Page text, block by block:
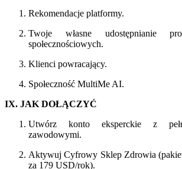
Rekomendacje platformy.
Twoje własne udostępnianie
społecznościowych.
Klienci powracający.
Społeczność MultiMe AI.
IX. JAK DOŁĄCZYĆ
Utwórz konto eksperckie z
zawodowymi.
Aktywuj Cyfrowy Sklep Zdrowia
za 179 USD/rok).